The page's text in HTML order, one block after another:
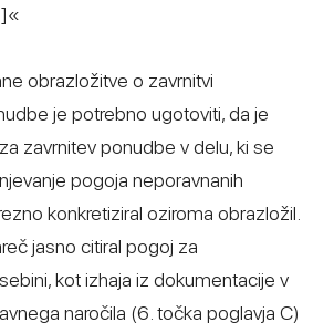
obrazložitve o zavrnitvi
je potrebno ugotoviti, da je
zavrnitev ponudbe v delu, ki se
pogoja neporavnanih
konkretiziral oziroma obrazložil.
jasno citiral pogoj za
kot izhaja iz dokumentacije v
naročila (6. točka poglavja C)